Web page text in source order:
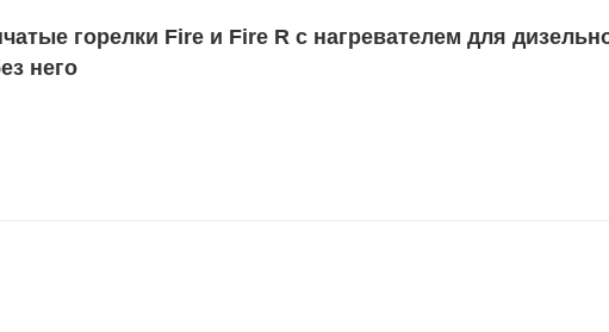
горелки Fire и Fire R с нагревателем для
него